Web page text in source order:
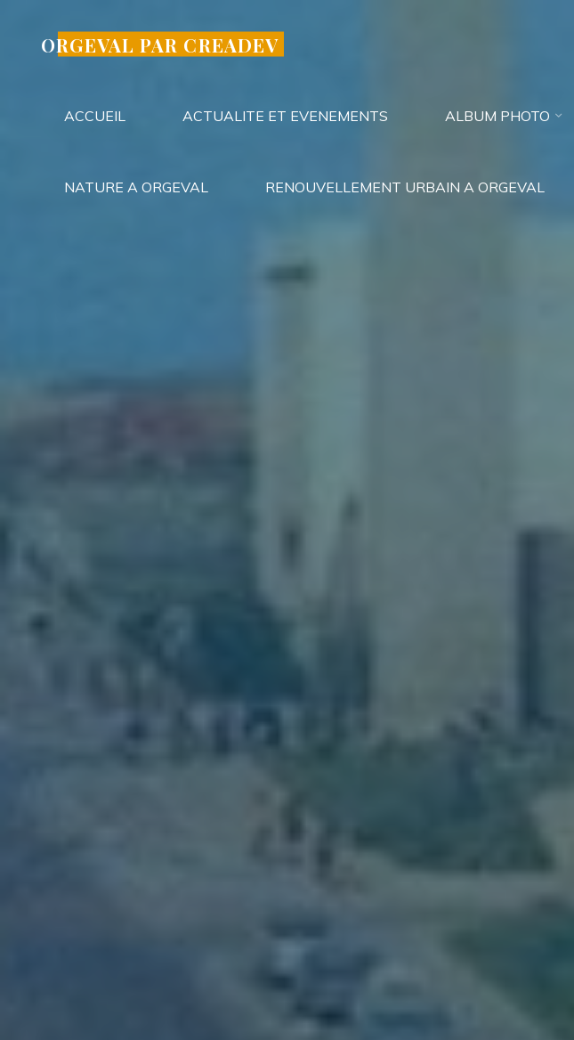
ORGEVAL PAR CREADEV
ACCUEIL ACTUALITE ET EVENEMENTS ALBUM PHOTO
NATURE A ORGEVAL RENOUVELLEMENT URBAIN A ORGEVAL